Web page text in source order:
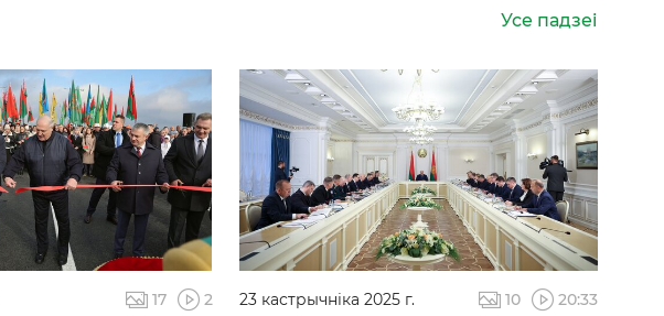
Усе падзеі
17 2 23 кастрычніка 2025 г. 10 20:33